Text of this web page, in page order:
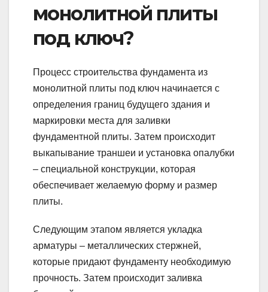
монолитной плиты
под ключ?
Процесс строительства фундамента из
монолитной плиты под ключ начинается с
определения границ будущего здания и
маркировки места для заливки
фундаментной плиты. Затем происходит
выкапывание траншеи и установка опалубки
– специальной конструкции, которая
обеспечивает желаемую форму и размер
плиты.
Следующим этапом является укладка
арматуры – металлических стержней,
которые придают фундаменту необходимую
прочность. Затем происходит заливка